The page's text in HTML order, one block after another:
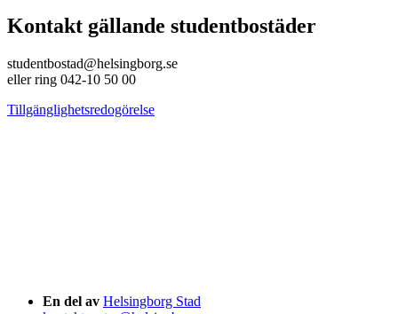
Kontakt gällande studentbostäder
studentbostad@helsingborg.se
eller ring 042-10 50 00
Tillgänglighetsredogörelse
En del av Helsingborg Stad